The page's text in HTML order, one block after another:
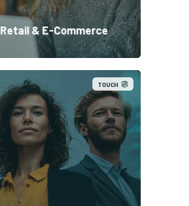
Retail & E-Commerce
TOUCH